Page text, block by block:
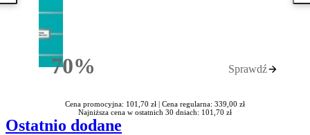
70%Rabatu Sprawdź
Cena promocyjna: 101,70 zł | Cena regularna: 339,00 zł
Najniższa cena w ostatnich 30 dniach: 101,70 zł
Ostatnio dodane